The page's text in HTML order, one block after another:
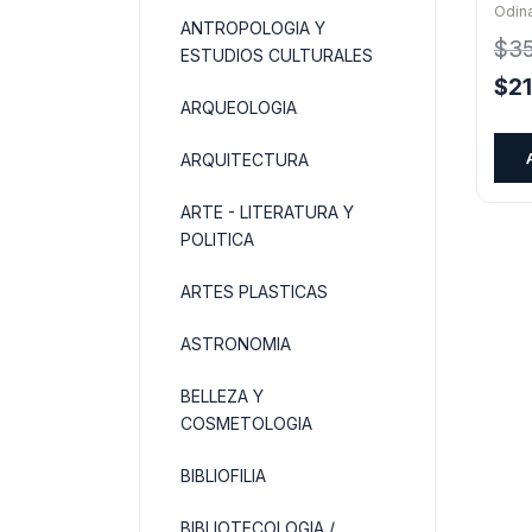
ANTROPOLOGIA Y
ESTUDIOS CULTURALES
ARQUEOLOGIA
ARQUITECTURA
ARTE - LITERATURA Y
POLITICA
ARTES PLASTICAS
ASTRONOMIA
BELLEZA Y
COSMETOLOGIA
BIBLIOFILIA
BIBLIOTECOLOGIA /
$
El
$